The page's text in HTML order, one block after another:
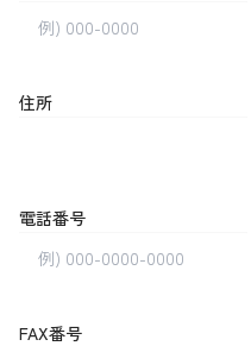
住所
電話番号
FAX番号